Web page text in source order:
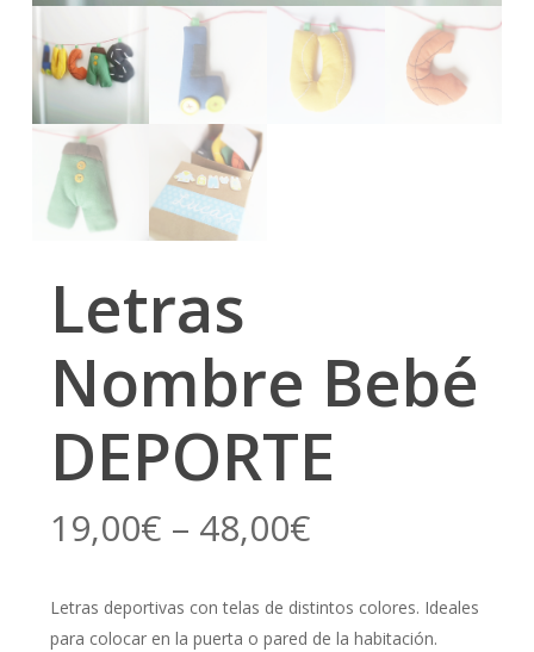
Letras
Nombre Bebé
DEPORTE
19,00€ – 48,00€
Letras deportivas con telas de distintos colores. Ideales
para colocar en la puerta o pared de la habitación.